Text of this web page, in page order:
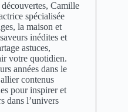
Camille
spécialisée
la maison et
inédites et
astuces,
votre quotidien.
années dans le
contenus
pour inspirer et
dans l’univers